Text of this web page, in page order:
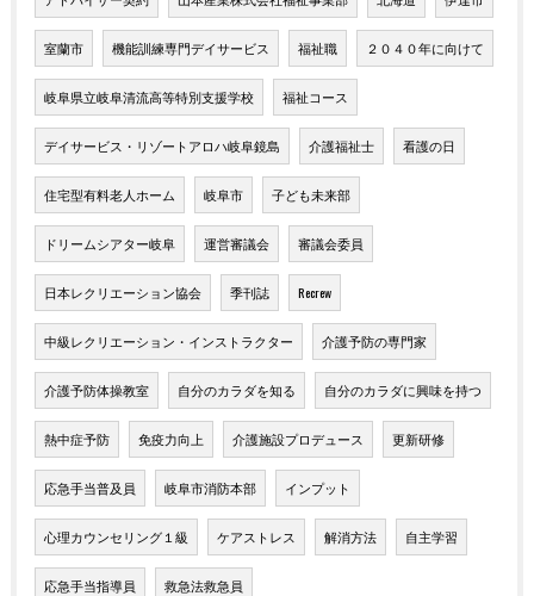
室蘭市 機能訓練専門デイサービス 福祉職 ２０４０年に向けて
岐阜県立岐阜清流高等特別支援学校 福祉コース
デイサービス・リゾートアロハ岐阜鏡島 介護福祉士 看護の日
住宅型有料老人ホーム 岐阜市 子ども未来部
ドリームシアター岐阜 運営審議会 審議会委員
日本レクリエーション協会 季刊誌 Recrew
中級レクリエーション・インストラクター 介護予防の専門家
介護予防体操教室 自分のカラダを知る 自分のカラダに興味を持つ
熱中症予防 免疫力向上 介護施設プロデュース 更新研修
応急手当普及員 岐阜市消防本部 インプット
心理カウンセリング１級 ケアストレス 解消方法 自主学習
応急手当指導員 救急法救急員